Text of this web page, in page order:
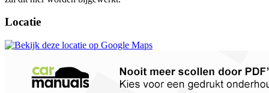
Locatie